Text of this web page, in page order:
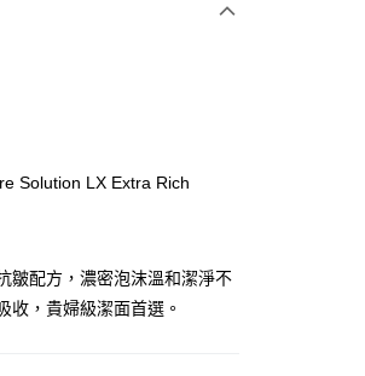
工作天送達
Solution LX Extra Rich
皺配方，濃密泡沫溫和潔淨不
收，貴婦級潔面首選。